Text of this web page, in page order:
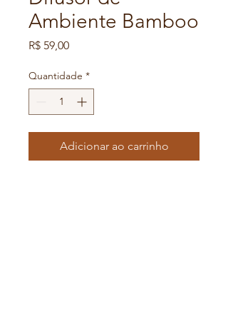
Ambiente Bamboo
R$ 59,00Preço
Quantidade *
Adicionar ao carrinho